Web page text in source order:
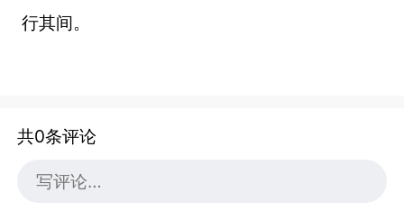
行其间。
共0条评论